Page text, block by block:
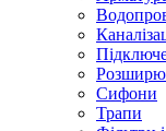
Сифони
Трапи